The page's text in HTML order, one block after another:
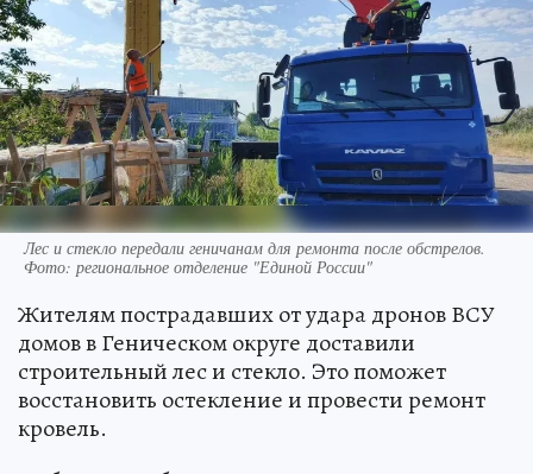
Лес и стекло передали геничанам для ремонта после обстрелов.
Фото: региональное отделение "Единой России"
Жителям пострадавших от удара дронов ВСУ
домов в Геническом округе доставили
строительный лес и стекло. Это поможет
восстановить остекление и провести ремонт
кровель.